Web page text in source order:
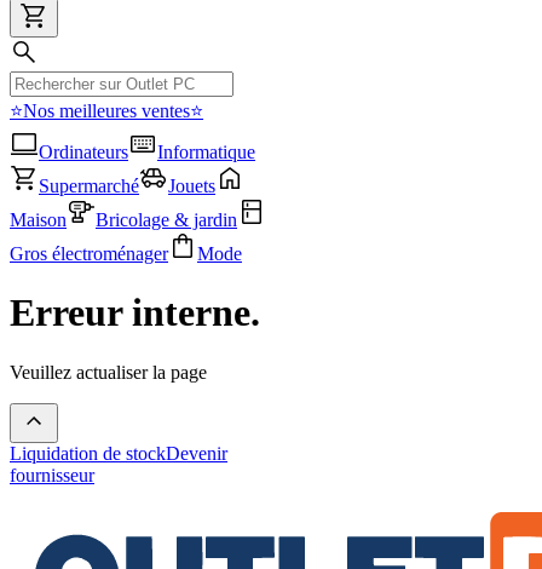
⭐Nos meilleures ventes⭐
Ordinateurs
Informatique
Supermarché
Jouets
Maison
Bricolage & jardin
Gros électroménager
Mode
Erreur interne.
Veuillez actualiser la page
Liquidation de stockDevenir
fournisseur